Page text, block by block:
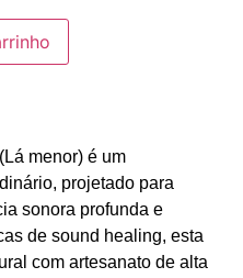
menor) é um
projetado para
sonora profunda e
de sound healing, esta
com artesanato de alta